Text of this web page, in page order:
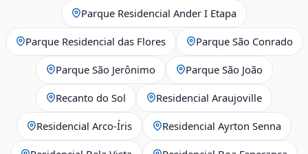
Parque Residencial Ander I Etapa
Parque Residencial das Flores Parque São Conrado
Parque São Jerônimo Parque São João
Recanto do Sol Residencial Araujoville
Residencial Arco‑Íris Residencial Ayrton Senna